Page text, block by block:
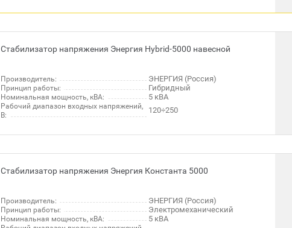
Стабилизатор напряжения Энергия Hybrid-5000 навесной
Производитель: ЭНЕРГИЯ (Россия)
Принцип работы: Гибридный
Номинальная мощность, кВА: 5 кВА
Рабочий диапазон входных напряжений,
В:
120÷250
Стабилизатор напряжения Энергия Константа 5000
Производитель: ЭНЕРГИЯ (Россия)
Принцип работы: Электромеханический
Номинальная мощность, кВА: 5 кВА